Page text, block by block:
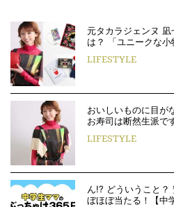
元タカラジェンヌ
は？ 「ユニークな
LIFESTYLE
おいしいものに目が
お寿司は断然生派で
LIFESTYLE
ん!? どういうこと？
ぼほぼ当たる！【中